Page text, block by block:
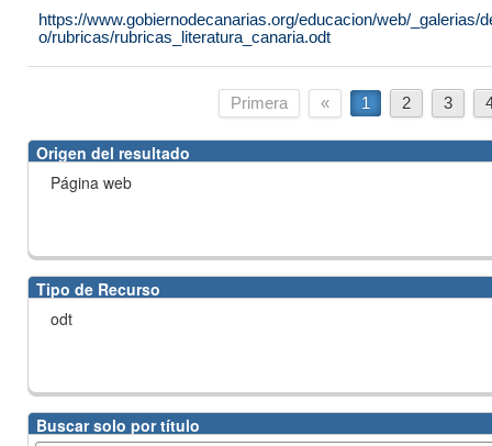
https://www.gobiernodecanarias.org/educacion/web/
o/rubricas/rubricas_literatura_canaria.odt
Primera « 1 2 3
Origen del resultado
Página web
Tipo de Recurso
odt
Buscar solo por título